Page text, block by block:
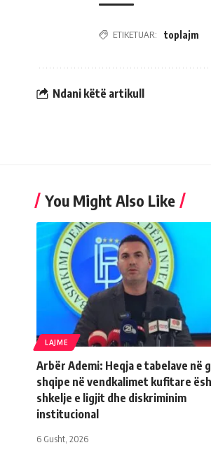
ETIKETUAR: toplajm
Ndani këtë artikull
You Might Also Like
LAJME
Arbër Ademi: Heqja e tabelave në
shqipe në vendkalimet kufitare
shkelje e ligjit dhe diskriminim
institucional
6 Gusht, 2026